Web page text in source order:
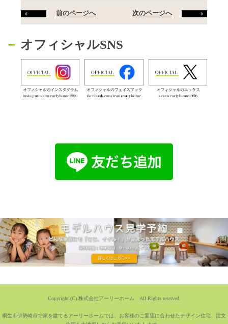
次のページへ
前のページへ
オフィシャルSNS
Copyright (C) 株式会社アーリーホーム All Rights reserved.
桐生市伊勢崎市で家を建てるアーリーホームでは、お客様のご要望に合わせたデザイン住宅、注文